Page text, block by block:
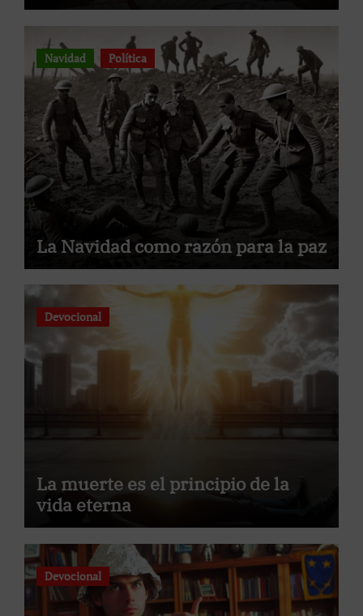
Navidad Política
La Navidad como razón para la paz
Devocional
La muerte es el principio de la
vida eterna
Devocional